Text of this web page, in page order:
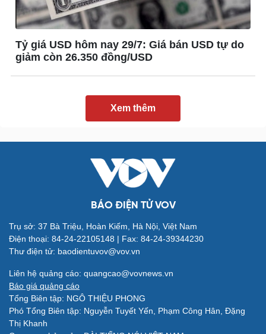
Quân sự - Quốc phòng
Phân tích
Tỷ giá USD hôm nay 29/7: Giá bán USD tự do
giảm còn 26.350 đồng/USD
Xem thêm
BÁO ĐIỆN TỬ VOV
Trụ sở: 37 Bà Triệu, Hoàn Kiếm, Hà Nội, Việt Nam
Điện thoại: 84-24-22105148 | Fax: 84-24-39344230
Thư điện tử: baodientuvov@vov.vn
Liên hệ quảng cáo: quangcao@vovnews.vn
Báo giá quảng cáo
Tổng Biên tập: NGÔ THIỆU PHONG
Phó Tổng Biên tập: Nguyễn Tuyết Yến, Phạm Công Hân, Đặng
Thị Khanh